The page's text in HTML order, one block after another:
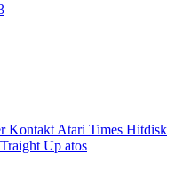
Kontakt Atari Times Hitdisk
Up atos